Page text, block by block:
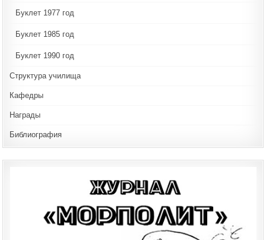
Буклет 1977 год
Буклет 1985 год
Буклет 1990 год
Структура училища
Кафедры
Награды
Библиография